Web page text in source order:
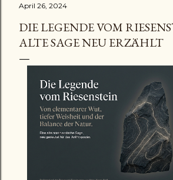
April 26, 2024
DIE LEGENDE VOM
ALTE SAGE NEU ERZÄHLT